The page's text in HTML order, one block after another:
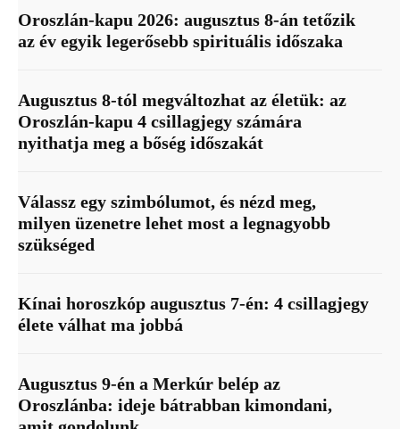
Oroszlán-kapu 2026: augusztus 8-án tetőzik
az év egyik legerősebb spirituális időszaka
Augusztus 8-tól megváltozhat az életük: az
Oroszlán-kapu 4 csillagjegy számára
nyithatja meg a bőség időszakát
Válassz egy szimbólumot, és nézd meg,
milyen üzenetre lehet most a legnagyobb
szükséged
Kínai horoszkóp augusztus 7-én: 4 csillagjegy
élete válhat ma jobbá
Augusztus 9-én a Merkúr belép az
Oroszlánba: ideje bátrabban kimondani,